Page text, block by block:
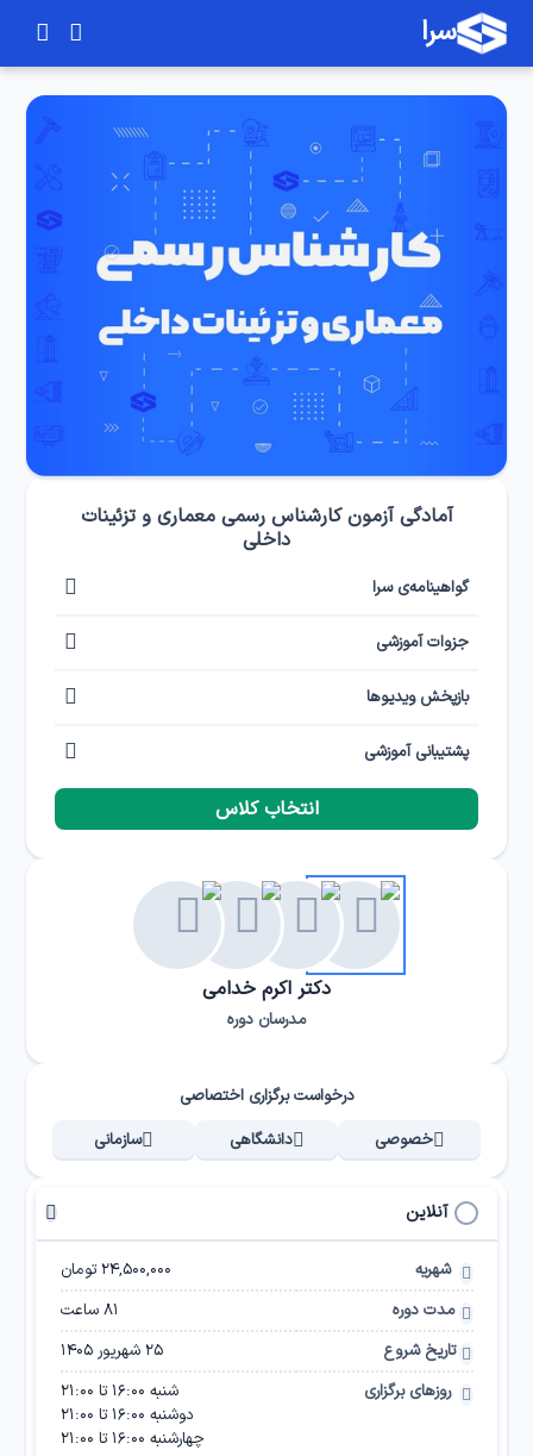
سرا
آمادگی آزمون کارشناس رسمی معماری و تزئینات
داخلی
گواهینامه‌ی سرا
جزوات آموزشی
بازپخش ویدیوها
پشتیبانی آموزشی
انتخاب کلاس
دکتر اکرم خدامی
مدرسان دوره
درخواست برگزاری اختصاصی
خصوصی
دانشگاهی سازمانی
آنلاین
شهریه
۲۴,۵۰۰,۰۰۰ تومان
مدت دوره
81 ساعت
تاریخ شروع
۲۵ شهریور ۱۴۰۵
روزهای برگزاری
شنبه 16:00 تا 21:00
دوشنبه 16:00 تا 21:00
چهارشنبه 16:00 تا 21:00